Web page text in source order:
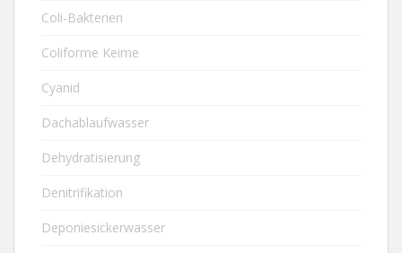
Coli-Bakterien
Coliforme Keime
Cyanid
Dachablaufwasser
Dehydratisierung
Denitrifikation
Deponiesickerwasser